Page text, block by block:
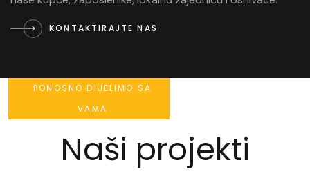
KONTAKTIRAJTE NAS
PONOSNO DIJELIMO SA
VAMA
Naši projekti